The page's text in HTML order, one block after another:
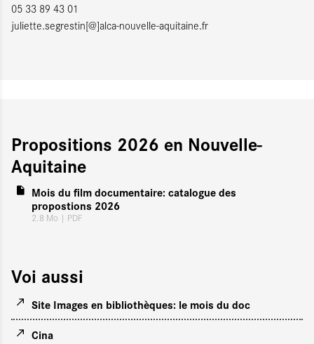
05 33 89 43 01
juliette.segrestin[@]alca-nouvelle-aquitaine.fr
Propositions 2026 en Nouvelle-
Aquitaine
Mois du film documentaire: catalogue des
propostions 2026
2.8 Mo | PDF
Voi aussi
Site Images en bibliothèques: le mois du doc
Cina